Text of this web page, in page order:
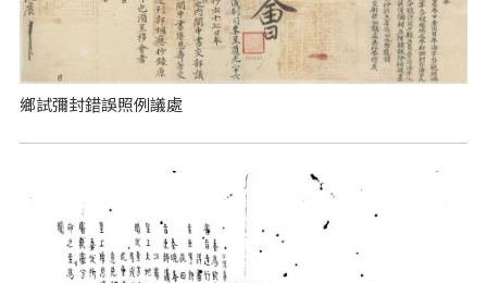
鄉試彌封錯誤照例議處